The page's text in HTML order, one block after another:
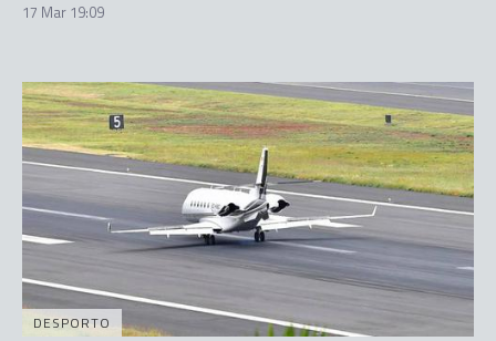
17 Mar 19:09
DESPORTO